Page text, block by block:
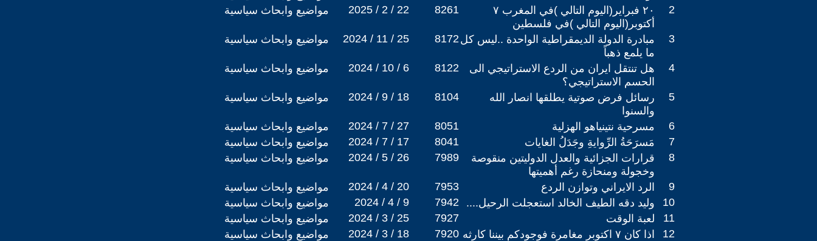
مواضيع وابحاث سياسية
2025 / 2 / 22 8261
٢٠ فبراير(اليوم التالي )في المغرب ٧
أكتوبر(اليوم التالي )في فلسطين
2
مواضيع وابحاث سياسية 2024 / 11 / 25 8172مبادرة الدولة الديمقراطية الواحدة ..ليس كل
ما يلمع ذهباً
3
مواضيع وابحاث سياسية 2024 / 10 / 6 8122
هل تنتقل ايران من الردع الاستراتيجي الى
الحسم الاستراتيجي؟
4
مواضيع وابحاث سياسية 2024 / 9 / 18 8104
رسائل فرض صوتية يطلقها انصار الله
والسنوا
5
مواضيع وابحاث سياسية 2024 / 7 / 27 8051 مسرحية نتينياهو الهزلية
6
مواضيع وابحاث سياسية
2024 / 7 / 17 8041 مَسرَحَةُ الرِّوايةِ وجَدَلُ الغايات
7
مواضيع وابحاث سياسية
2024 / 5 / 26 7989
قرارات الجزائية والعدل الدوليتين منقوصة
وخجولة ومنحازة رغم أهميتها
8
مواضيع وابحاث سياسية 2024 / 4 / 20 7953 الرد الايراني وتوازن الردع
9
مواضيع وابحاث سياسية
2024 / 4 / 9 7942 وليد دقه الطيف الخالد استعجلت الرحيل....
10
مواضيع وابحاث سياسية
2024 / 3 / 25 7927 لعبة الوقت
11
مواضيع وابحاث سياسية
2024 / 3 / 18 7920 اذا كان ٧ اكتوبر مغامرة فوجودكم بيننا كارثه
12